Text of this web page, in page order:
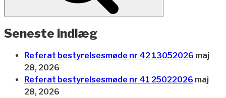
Seneste indlæg
Referat bestyrelsesmøde nr 42 13052026 maj
28, 2026
Referat bestyrelsesmøde nr 41 25022026 maj
28, 2026